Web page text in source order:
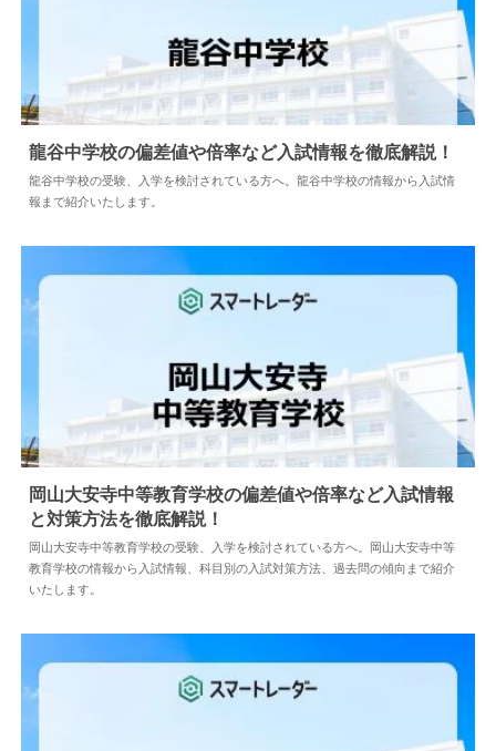
中学情報
龍谷中学校の偏差値や倍率など入試情報を徹底解説！
龍谷中学校の受験、入学を検討されている方へ。龍谷中学校の情報から入試情
報まで紹介いたします。
中学情報 2024.04.18
岡山大安寺中等教育学校の偏差値や倍率など入試情報
と対策方法を徹底解説！
岡山大安寺中等教育学校の受験、入学を検討されている方へ。岡山大安寺中等
教育学校の情報から入試情報、科目別の入試対策方法、過去問の傾向まで紹介
いたします。